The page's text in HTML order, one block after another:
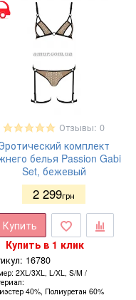
Отзывы: 0
комплект
белья Passion Gabi
Set, бежевый
2 299грн
Купить
Купить в 1 клик
16780
2XL/3XL, L/XL, S/M
40%, Полиуретан 60%